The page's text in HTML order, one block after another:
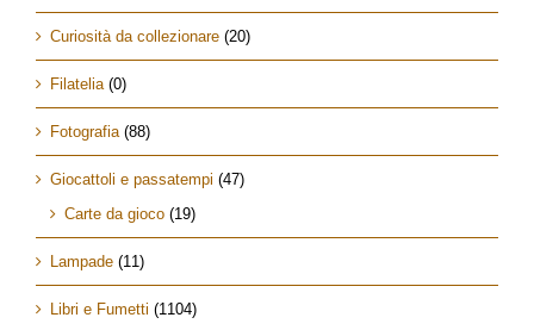
Curiosità da collezionare (20)
Filatelia (0)
Fotografia (88)
Giocattoli e passatempi (47)
Carte da gioco (19)
Lampade (11)
Libri e Fumetti (1104)